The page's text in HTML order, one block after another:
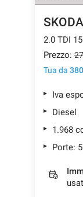
2.0 TDI
Prezzo:
Tua da
Iva
Diesel
1.968
Porte: 5